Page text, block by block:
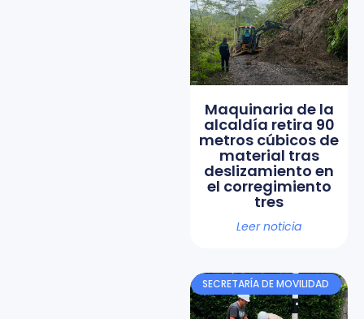
Maquinaria de la
alcaldía retira 90
metros cúbicos de
material tras
deslizamiento en
el corregimiento
tres
Leer noticia
SECRETARÍA DE MOVILIDAD